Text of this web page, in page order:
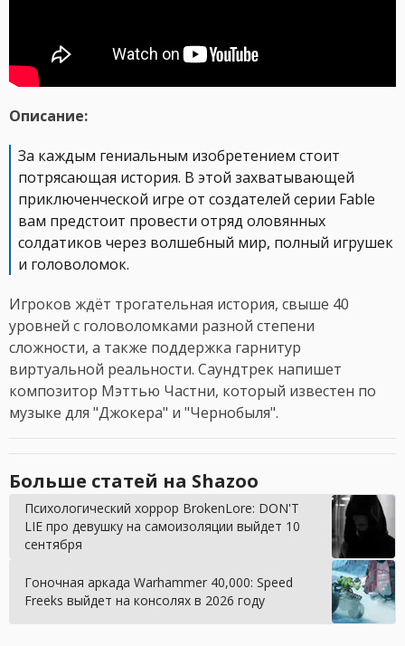
Описание:
За каждым гениальным изобретением стоит
потрясающая история. В этой захватывающей
приключенческой игре от создателей серии Fable
вам предстоит провести отряд оловянных
солдатиков через волшебный мир, полный игрушек
и головоломок.
Игроков ждёт трогательная история, свыше 40
уровней с головоломками разной степени
сложности, а также поддержка гарнитур
виртуальной реальности. Саундтрек напишет
композитор Мэттью Частни, который известен по
музыке для "Джокера" и "Чернобыля".
Больше статей на Shazoo
Психологический хоррор BrokenLore: DON'T
LIE про девушку на самоизоляции выйдет 10
сентября
Гоночная аркада Warhammer 40,000: Speed
Freeks выйдет на консолях в 2026 году